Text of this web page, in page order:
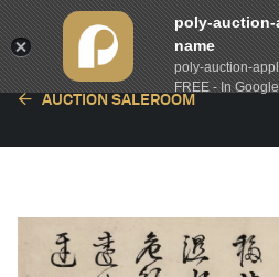
AUCTION SALEROOM
poly-
name
poly-auction-
FREE - In